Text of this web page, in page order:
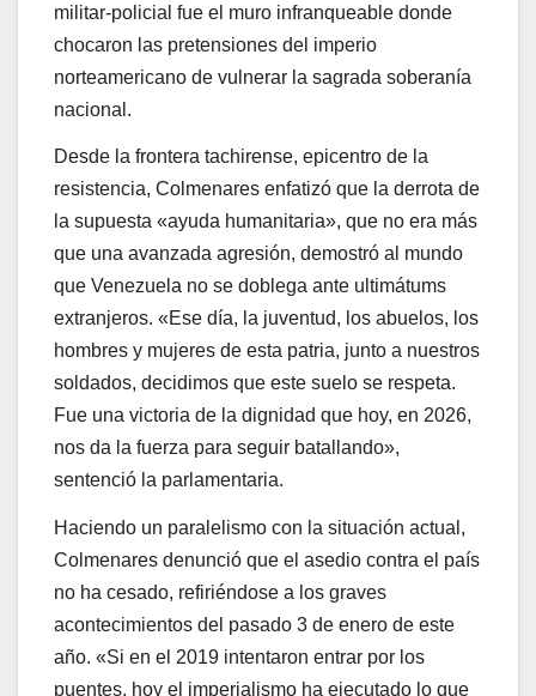
militar-policial fue el muro infranqueable donde
chocaron las pretensiones del imperio
norteamericano de vulnerar la sagrada soberanía
nacional.
Desde la frontera tachirense, epicentro de la
resistencia, Colmenares enfatizó que la derrota de
la supuesta «ayuda humanitaria», que no era más
que una avanzada agresión, demostró al mundo
que Venezuela no se doblega ante ultimátums
extranjeros. «Ese día, la juventud, los abuelos, los
hombres y mujeres de esta patria, junto a nuestros
soldados, decidimos que este suelo se respeta.
Fue una victoria de la dignidad que hoy, en 2026,
nos da la fuerza para seguir batallando»,
sentenció la parlamentaria.
Haciendo un paralelismo con la situación actual,
Colmenares denunció que el asedio contra el país
no ha cesado, refiriéndose a los graves
acontecimientos del pasado 3 de enero de este
año. «Si en el 2019 intentaron entrar por los
puentes, hoy el imperialismo ha ejecutado lo que